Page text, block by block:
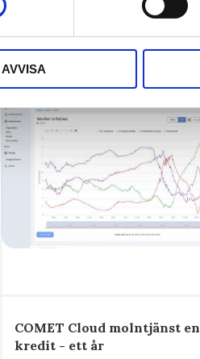
AVVISA
COMET Cloud molntjänst en
kredit - ett år